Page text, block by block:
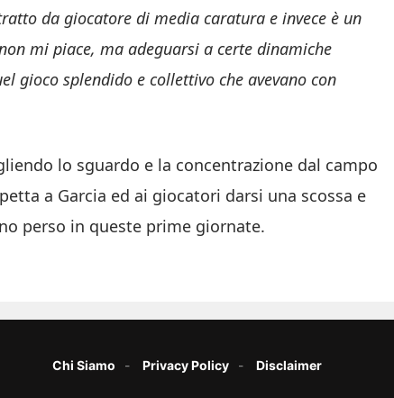
da giocatore di media caratura e invece è un
mi piace, ma adeguarsi a certe dinamiche
gioco splendido e collettivo che avevano con
lo sguardo e la concentrazione dal campo
a Garcia ed ai giocatori darsi una scossa e
perso in queste prime giornate.
Chi Siamo Privacy Policy Disclaimer